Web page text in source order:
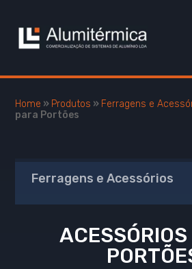
Home » Produtos » Ferragens e
para Portões
Ferragens e Acessórios